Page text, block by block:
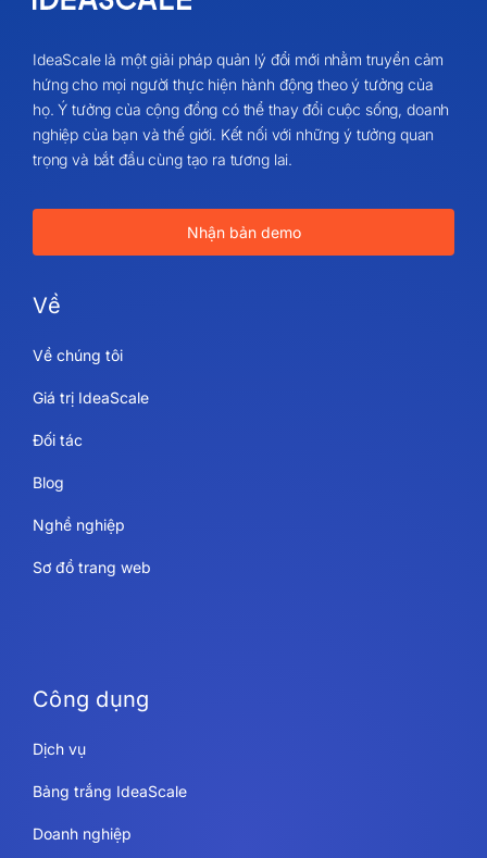
IdeaScale là một giải pháp quản lý đổi mới nhằm truyền cảm
hứng cho mọi người thực hiện hành động theo ý tưởng của
họ. Ý tưởng của cộng đồng có thể thay đổi cuộc sống, doanh
nghiệp của bạn và thế giới. Kết nối với những ý tưởng quan
trọng và bắt đầu cùng tạo ra tương lai.
Nhận bản demo
Về
Về chúng tôi
Giá trị IdeaScale
Đối tác
Blog
Nghề nghiệp
Sơ đồ trang web
Công dụng
Dịch vụ
Bảng trắng IdeaScale
Doanh nghiệp